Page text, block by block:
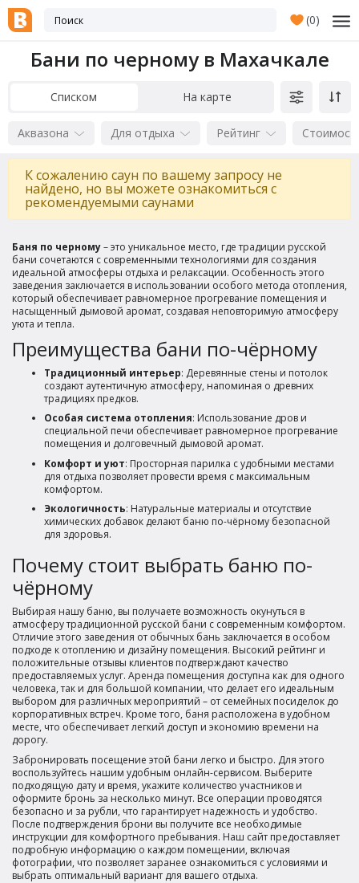
(0)
Бани по черному в Махачкале
Списком На карте
Аквазона Для отдыха Рейтинг
К сожалению саун по вашему запросу не
найдено, но вы можете ознакомиться с
рекомендуемыми саунами
Баня по черному– это уникальное место, где традиции русской
бани сочетаются с современными технологиями для создания
идеальной атмосферы отдыха и релаксации. Особенность этого
заведения заключается в использовании особого метода отопления,
который обеспечивает равномерное прогревание помещения и
насыщенный дымовой аромат, создавая неповторимую атмосферу
уюта и тепла.
Преимущества бани по-чёрному
Традиционный интерьер: Деревянные стены и потолок
создают аутентичную атмосферу, напоминая о древних
традициях предков.
Особая система отопления: Использование дров и
специальной печи обеспечивает равномерное прогревание
помещения и долговечный дымовой аромат.
Комфорт и уют: Просторная парилка с удобными местами
для отдыха позволяет провести время с максимальным
комфортом.
Экологичность: Натуральные материалы и отсутствие
химических добавок делают баню по-чёрному безопасной
для здоровья.
Почему стоит выбрать баню по-
чёрному
Выбирая нашу баню, вы получаете возможность окунуться в
атмосферу традиционной русской бани с современным комфортом.
Отличие этого заведения от обычных бань заключается в особом
подходе к отоплению и дизайну помещения. Высокий рейтинг и
положительные отзывы клиентов подтверждают качество
предоставляемых услуг. Аренда помещения доступна как для одного
человека, так и для большой компании, что делает его идеальным
выбором для различных мероприятий – от семейных посиделок до
корпоративных встреч. Кроме того, баня расположена в удобном
месте, что обеспечивает легкий доступ и экономию времени на
дорогу.
Забронировать посещение этой бани легко и быстро. Для этого
воспользуйтесь нашим удобным онлайн-сервисом. Выберите
подходящую дату и время, укажите количество участников и
оформите бронь за несколько минут. Все операции проводятся
безопасно и за рубли, что гарантирует надежность и удобство.
После подтверждения брони вы получите все необходимые
инструкции для комфортного пребывания. Наш сайт предоставляет
подробную информацию о каждом помещении, включая
фотографии, что позволяет заранее ознакомиться с условиями и
выбрать оптимальный вариант для вашего отдыха.